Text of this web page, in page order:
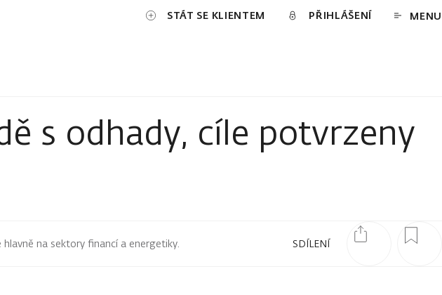
STÁT SE KLIENTEM PŘIHLÁŠENÍ MENU
s odhady, cíle potvrzeny
SDÍLENÍ
na sektory financí a energetiky.